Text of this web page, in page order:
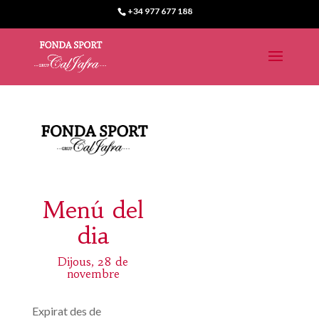
+34 977 677 188
Menú del
dia
Dijous, 28 de
novembre
Expirat des de